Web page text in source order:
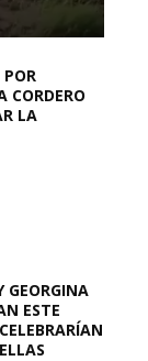
CORDERO
LA
GEORGINA
ESTE